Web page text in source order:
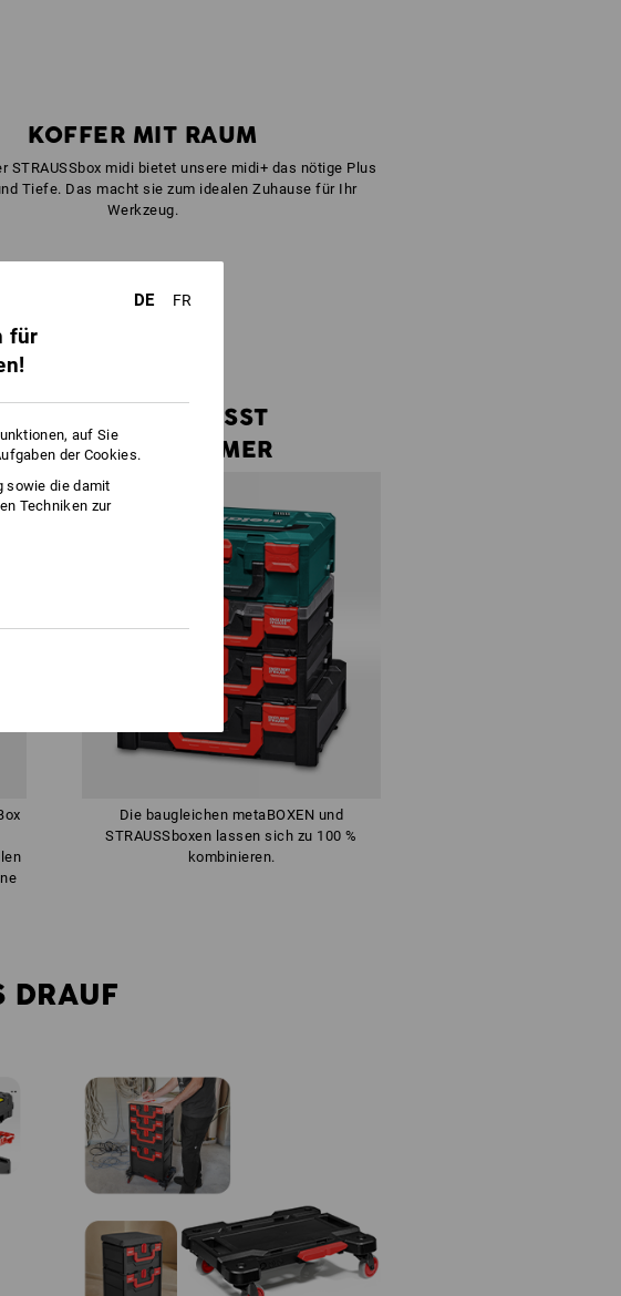
KOFFER MIT RAUM
STRAUSSbox midi bietet unsere midi+ das nötige Plus
Tiefe. Das macht sie zum idealen Zuhause für Ihr
Werkzeug.
PASST
IMMER
Die baugleichen metaBOXEN und
STRAUSSboxen lassen sich zu 100 %
kombinieren.
DRAUF
DE FR
für
auf Sie
der Cookies.
sowie die damit
Techniken zur